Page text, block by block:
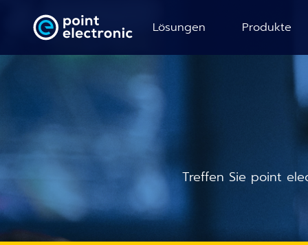
Lösungen
REM Modernisierung
TEM Elektrische Analyse
Elektrische Fehleranalyse
Produkte
Treffen Sie point